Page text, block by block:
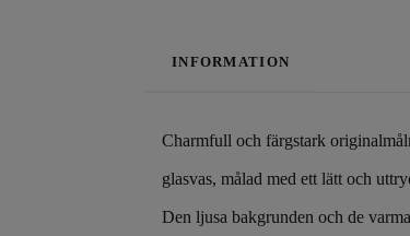
INFORMATION
Charmfull och färgstark
glasvas, målad med ett lätt och
Den ljusa bakgrunden och de